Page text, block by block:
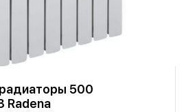
500
Radena